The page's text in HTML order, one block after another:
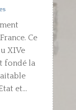
Ce
XIVe
fondé la
et...